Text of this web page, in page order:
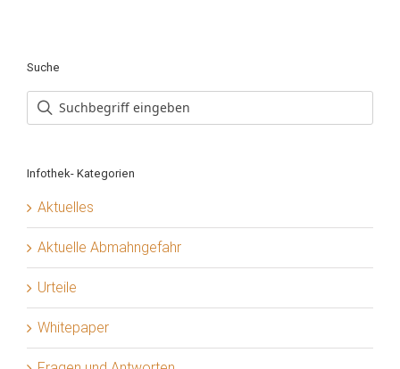
Suche
Infothek- Kategorien
Aktuelles
Aktuelle Abmahngefahr
Urteile
Whitepaper